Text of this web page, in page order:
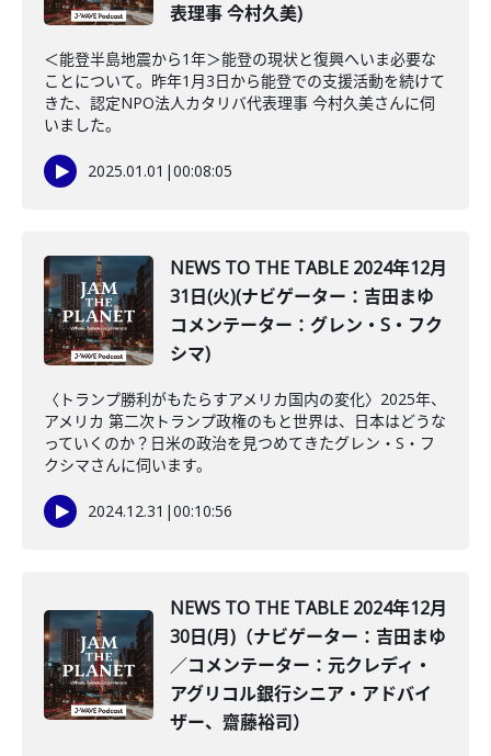
表理事 今村久美)
＜能登半島地震から1年＞能登の現状と復興へいま必要な
ことについて。昨年1月3日から能登での支援活動を続けて
きた、認定NPO法人カタリバ代表理事 今村久美さんに伺
いました。
2025.01.01 |00:08:05
NEWS TO THE TABLE 2024年12月
31日(火)(ナビゲーター：吉田まゆ
コメンテーター：グレン・S・フク
シマ)
〈トランプ勝利がもたらすアメリカ国内の変化〉2025年、
アメリカ 第二次トランプ政権のもと世界は、日本はどうな
っていくのか？日米の政治を見つめてきたグレン・S・フ
クシマさんに伺います。
2024.12.31 |00:10:56
NEWS TO THE TABLE 2024年12月
30日(月)（ナビゲーター：吉田まゆ
／コメンテーター：元クレディ・
アグリコル銀行シニア・アドバイ
ザー、齋藤裕司）